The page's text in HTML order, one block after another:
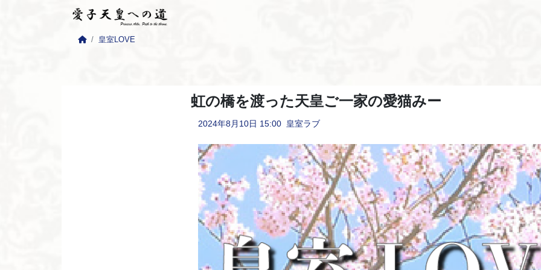
皇室LOVE
虹の橋を渡った天皇ご一家の愛猫みー
2024年8月10日 15:00 皇室ラブ